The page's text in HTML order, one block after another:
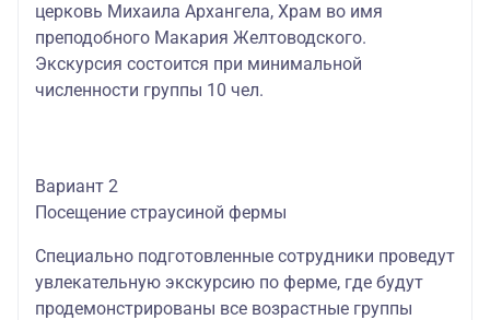
церковь Михаила Архангела, Храм во имя
преподобного Макария Желтоводского.
Экскурсия состоится при минимальной
численности группы 10 чел.
Вариант 2
Посещение страусиной фермы
Специально подготовленные сотрудники проведут
увлекательную экскурсию по ферме, где будут
продемонстрированы все возрастные группы